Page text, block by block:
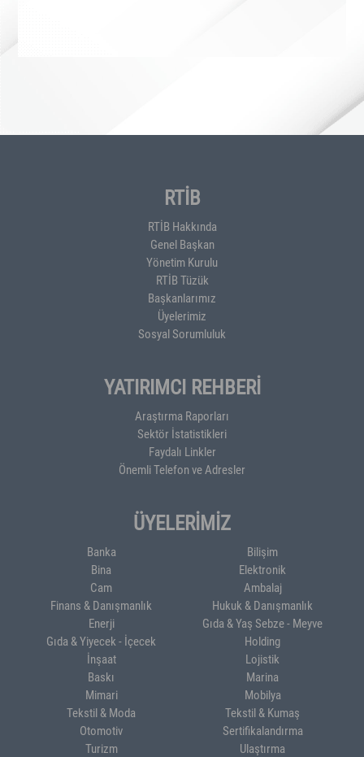
RTİB
RTİB Hakkında
Genel Başkan
Yönetim Kurulu
RTİB Tüzük
Başkanlarımız
Üyelerimiz
Sosyal Sorumluluk
YATIRIMCI REHBERİ
Araştırma Raporları
Sektör İstatistikleri
Faydalı Linkler
Önemli Telefon ve Adresler
ÜYELERİMİZ
Banka
Bilişim
Bina
Elektronik
Cam
Ambalaj
Finans & Danışmanlık
Hukuk & Danışmanlık
Enerji
Gıda & Yaş Sebze - Meyve
Gıda & Yiyecek - İçecek
Holding
İnşaat
Lojistik
Baskı
Marina
Mimari
Mobilya
Tekstil & Moda
Tekstil & Kumaş
Otomotiv
Sertifikalandırma
Turizm
Ulaştırma